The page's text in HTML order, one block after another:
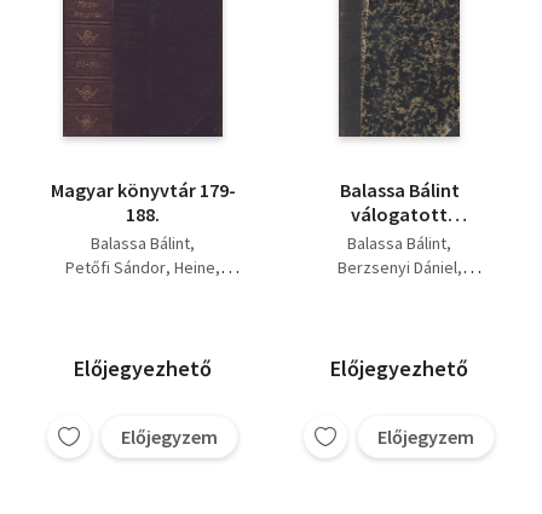
Természettudomány
Történelem
Vallás
Magyar könyvtár 179-
188.
Balassa Bálint
Petőfi Sándor Heine
Vanderheym I. Gaston
Előjegyezhető
Előjegyzem
Balassa Bálint
válogatott
költeményei - Tinódi
S. históriás énekei -
Balassa Bálint
Berzsenyi Dániel
Előjegyezhető
Előjegyzem